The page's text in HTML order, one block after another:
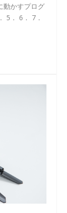
動かすプログ
5． 6． 7．